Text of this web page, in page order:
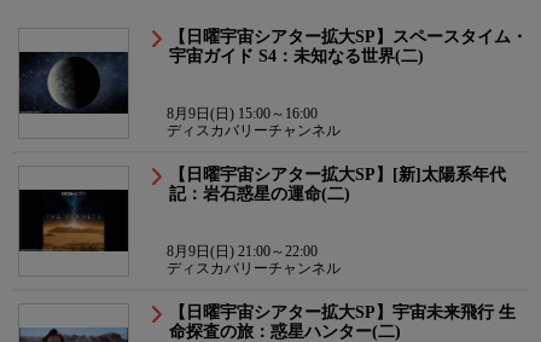
【日曜宇宙シアター拡大SP】スペースタイム・
宇宙ガイド S4：未知なる世界(二)
8月9日(日) 15:00～16:00
ディスカバリーチャンネル
【日曜宇宙シアター拡大SP】[新]太陽系年代
記：岩石惑星の運命(二)
8月9日(日) 21:00～22:00
ディスカバリーチャンネル
【日曜宇宙シアター拡大SP】宇宙未来飛行 生
命探査の旅：惑星ハンター(二)